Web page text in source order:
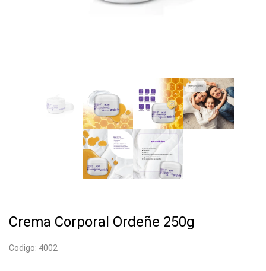
Crema Corporal Ordeñe 250g
Codigo: 4002